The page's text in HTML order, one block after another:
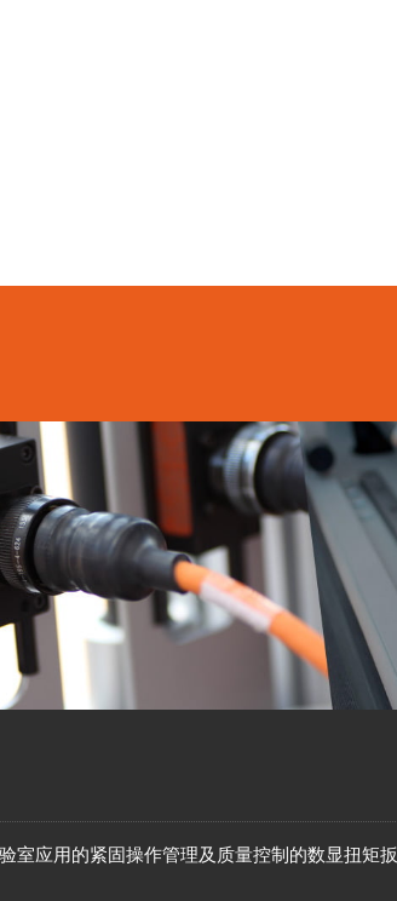
室应用的紧固操作管理及质量控制的数显扭矩